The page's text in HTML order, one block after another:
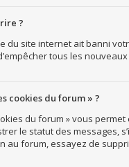
?
du site internet ait banni
tous les
cookies du forum » ?
du forum » vous
le statut des messages,
au forum, essayez de